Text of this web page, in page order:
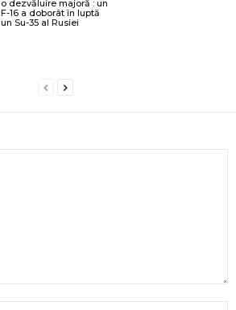
o dezvăluire majoră : un
F-16 a doborât în luptă
un Su-35 al Rusiei